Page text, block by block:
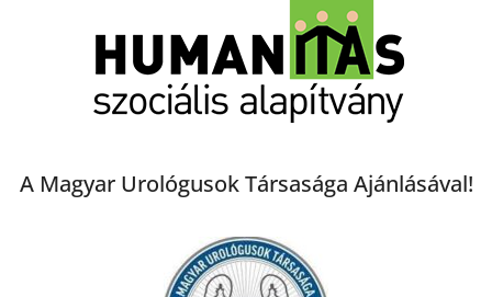
A Magyar Urológusok Társasága Ajánlásával!